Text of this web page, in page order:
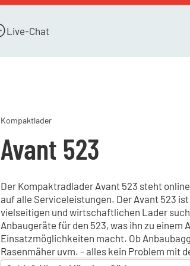
Live-Chat
Kompaktlader
Avant 523
Der Kompaktradlader Avant 523 steht
auf alle Serviceleistungen. Der Avant 523
vielseitigen und wirtschaftlichen Lader
Anbaugeräte für den 523, was ihn zu einem
Einsatzmöglichkeiten macht. Ob
Rasenmäher uvm. - alles kein Problem mit